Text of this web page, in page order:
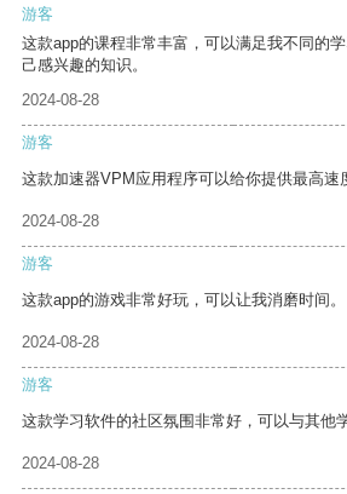
游客
这款app的课程非常丰富，可以满足我不同的
己感兴趣的知识。
2024-08-28
游客
这款加速器VPM应用程序可以给你提供最高速
2024-08-28
游客
这款app的游戏非常好玩，可以让我消磨时间。
2024-08-28
游客
这款学习软件的社区氛围非常好，可以与其他
2024-08-28